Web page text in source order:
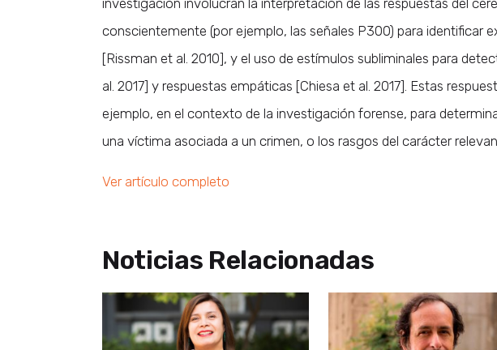
investigación involucran la interpretación de las respuestas del
conscientemente (por ejemplo, las señales P300) para identificar
[Rissman et al. 2010], y el uso de estímulos subliminales para
al. 2017] y respuestas empáticas [Chiesa et al. 2017]. Estas
ejemplo, en el contexto de la investigación forense, para
una víctima asociada a un crimen, o los rasgos del carácter
Ver artículo completo
Noticias Relacionadas